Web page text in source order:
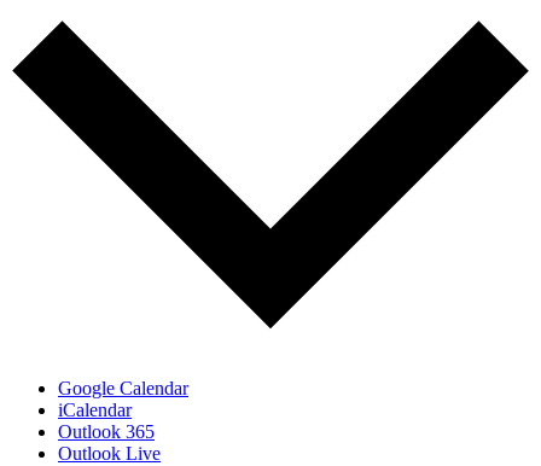
Google Calendar
iCalendar
Outlook 365
Outlook Live